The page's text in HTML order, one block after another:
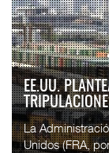
APM
MOVIMIENTO
El operador
Terminal Trucks